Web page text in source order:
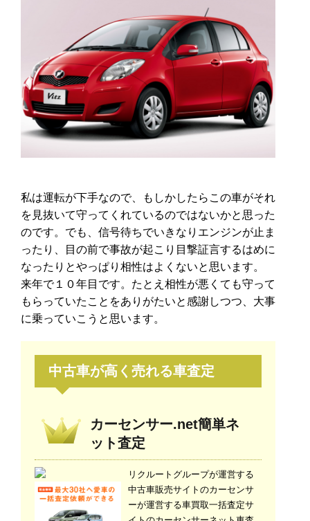
私は運転が下手なので、もしかしたらこの車がそれ
を見抜いて守ってくれているのではないかと思った
のです。でも、信号待ちでいきなりエンジンが止ま
ったり、目の前で事故が起こり目撃証言するはめに
なったりとやっぱり相性はよくないと思います。
来年で１０年目です。たとえ相性が悪くても守って
もらっていたことをありがたいと感謝しつつ、大事
に乗っていこうと思います。
中古車が高く売れる車査定
カーセンサー.net簡単ネ
ット査定
リクルートグループが運営する
中古車販売サイトのカーセンサ
ーが運営する車買取一括査定サ